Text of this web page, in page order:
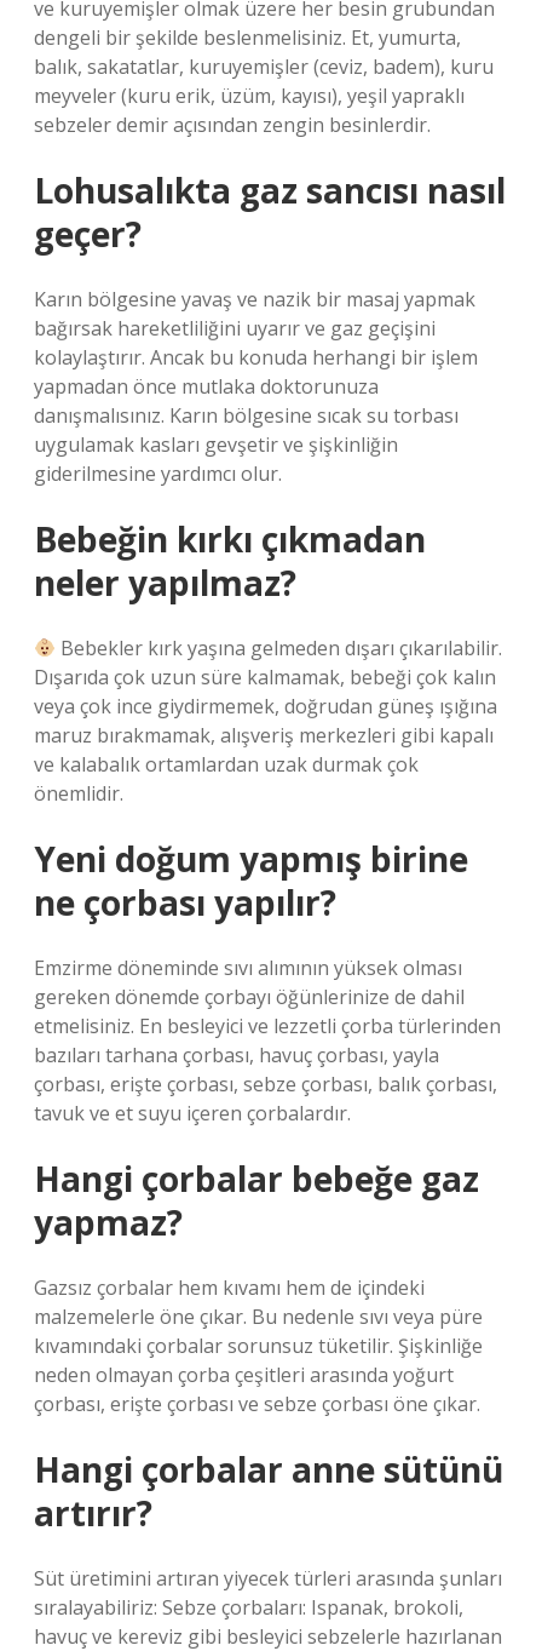
ve kuruyemişler olmak üzere her besin grubundan
dengeli bir şekilde beslenmelisiniz. Et, yumurta,
balık, sakatatlar, kuruyemişler (ceviz, badem), kuru
meyveler (kuru erik, üzüm, kayısı), yeşil yapraklı
sebzeler demir açısından zengin besinlerdir.
Lohusalıkta gaz sancısı nasıl
geçer?
Karın bölgesine yavaş ve nazik bir masaj yapmak
bağırsak hareketliliğini uyarır ve gaz geçişini
kolaylaştırır. Ancak bu konuda herhangi bir işlem
yapmadan önce mutlaka doktorunuza
danışmalısınız. Karın bölgesine sıcak su torbası
uygulamak kasları gevşetir ve şişkinliğin
giderilmesine yardımcı olur.
Bebeğin kırkı çıkmadan
neler yapılmaz?
Bebekler kırk yaşına gelmeden dışarı çıkarılabilir.
Dışarıda çok uzun süre kalmamak, bebeği çok kalın
veya çok ince giydirmemek, doğrudan güneş ışığına
maruz bırakmamak, alışveriş merkezleri gibi kapalı
ve kalabalık ortamlardan uzak durmak çok
önemlidir.
Yeni doğum yapmış birine
ne çorbası yapılır?
Emzirme döneminde sıvı alımının yüksek olması
gereken dönemde çorbayı öğünlerinize de dahil
etmelisiniz. En besleyici ve lezzetli çorba türlerinden
bazıları tarhana çorbası, havuç çorbası, yayla
çorbası, erişte çorbası, sebze çorbası, balık çorbası,
tavuk ve et suyu içeren çorbalardır.
Hangi çorbalar bebeğe gaz
yapmaz?
Gazsız çorbalar hem kıvamı hem de içindeki
malzemelerle öne çıkar. Bu nedenle sıvı veya püre
kıvamındaki çorbalar sorunsuz tüketilir. Şişkinliğe
neden olmayan çorba çeşitleri arasında yoğurt
çorbası, erişte çorbası ve sebze çorbası öne çıkar.
Hangi çorbalar anne sütünü
artırır?
Süt üretimini artıran yiyecek türleri arasında şunları
sıralayabiliriz: Sebze çorbaları: Ispanak, brokoli,
havuç ve kereviz gibi besleyici sebzelerle hazırlanan